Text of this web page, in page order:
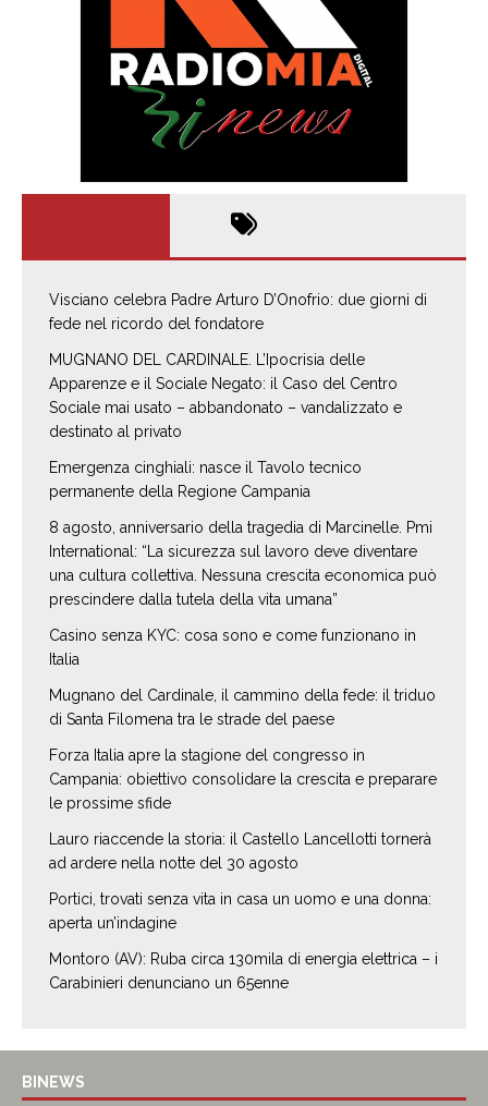
Visciano celebra Padre Arturo D’Onofrio: due giorni di
fede nel ricordo del fondatore
MUGNANO DEL CARDINALE. L’Ipocrisia delle
Apparenze e il Sociale Negato: il Caso del Centro
Sociale mai usato – abbandonato – vandalizzato e
destinato al privato
Emergenza cinghiali: nasce il Tavolo tecnico
permanente della Regione Campania
8 agosto, anniversario della tragedia di Marcinelle. Pmi
International: “La sicurezza sul lavoro deve diventare
una cultura collettiva. Nessuna crescita economica può
prescindere dalla tutela della vita umana”
Casino senza KYC: cosa sono e come funzionano in
Italia
Mugnano del Cardinale, il cammino della fede: il triduo
di Santa Filomena tra le strade del paese
Forza Italia apre la stagione del congresso in
Campania: obiettivo consolidare la crescita e preparare
le prossime sfide
Lauro riaccende la storia: il Castello Lancellotti tornerà
ad ardere nella notte del 30 agosto
Portici, trovati senza vita in casa un uomo e una donna:
aperta un’indagine
Montoro (AV): Ruba circa 130mila di energia elettrica – i
Carabinieri denunciano un 65enne
BINEWS